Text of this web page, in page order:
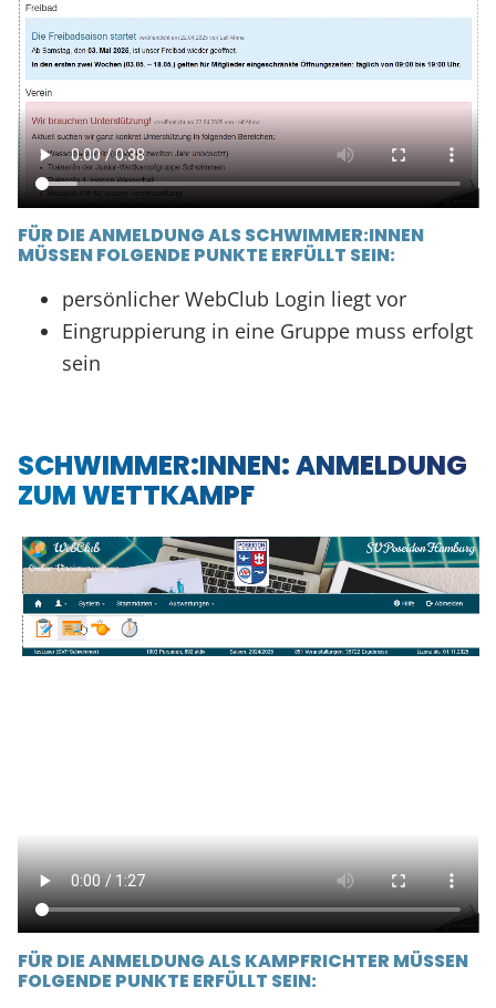
FÜR DIE ANMELDUNG ALS SCHWIMMER:INNEN
MÜSSEN FOLGENDE PUNKTE ERFÜLLT SEIN:
persönlicher WebClub Login liegt vor
Eingruppierung in eine Gruppe muss erfolgt
sein
SCHWIMMER:INNEN: ANMELDUNG
ZUM WETTKAMPF
FÜR DIE ANMELDUNG ALS KAMPFRICHTER MÜSSEN
FOLGENDE PUNKTE ERFÜLLT SEIN: